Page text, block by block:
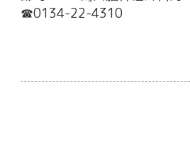
☎0134-22-4310